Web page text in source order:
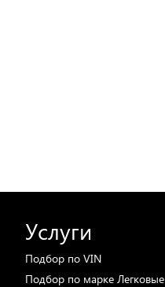
Услуги
Подбор по VIN
Подбор по марке